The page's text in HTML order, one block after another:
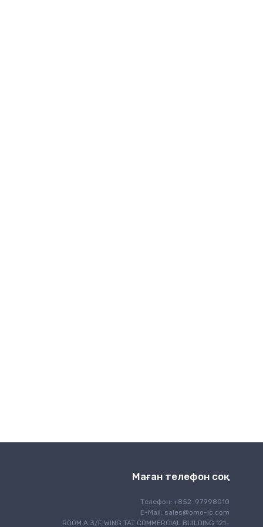
Маған телефон соқ
Телефон: +852-97998010
E-Mail: sales@omo-ic.com
ROOM A 3/F WING TAT COMMERCIAL BUILDING 121-